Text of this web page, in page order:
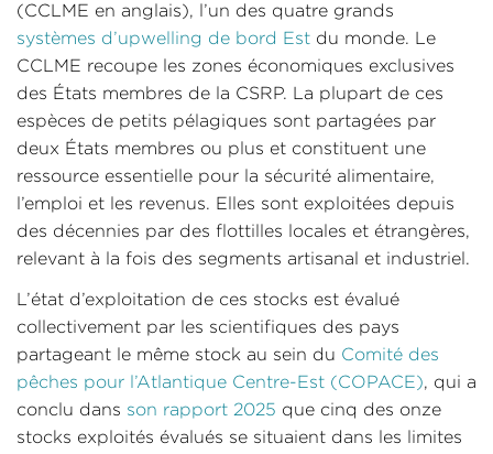
(CCLME en anglais), l’un des quatre grands
systèmes d’upwelling de bord Est du monde. Le
CCLME recoupe les zones économiques exclusives
des États membres de la CSRP. La plupart de ces
espèces de petits pélagiques sont partagées par
deux États membres ou plus et constituent une
ressource essentielle pour la sécurité alimentaire,
l’emploi et les revenus. Elles sont exploitées depuis
des décennies par des flottilles locales et étrangères,
relevant à la fois des segments artisanal et industriel.
L’état d’exploitation de ces stocks est évalué
collectivement par les scientifiques des pays
partageant le même stock au sein du Comité des
pêches pour l’Atlantique Centre-Est (COPACE), qui a
conclu dans son rapport 2025 que cinq des onze
stocks exploités évalués se situaient dans les limites